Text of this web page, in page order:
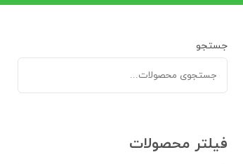
جستجو
فیلتر محصولات